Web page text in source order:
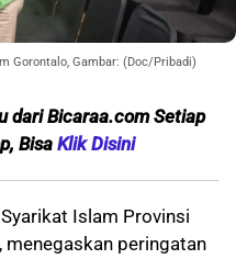
Gorontalo, Gambar: (Doc/Pribadi)
dari Bicaraa.com Setiap
BisaKlik Disini
Islam Provinsi
menegaskan peringatan